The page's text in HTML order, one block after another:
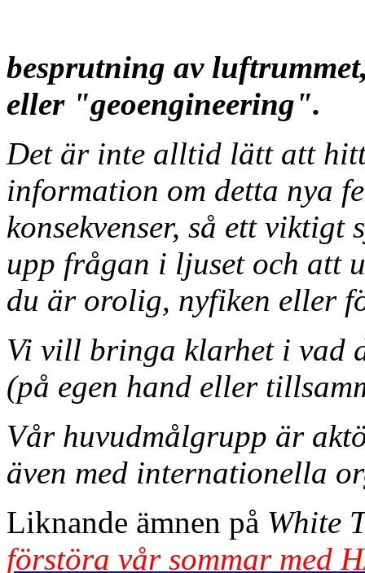
besprutning av
eller "geoengineering".
Det är inte alltid lätt att
information om detta nya
konsekvenser, så ett
upp frågan i ljuset och att
du är orolig, nyfiken eller
Vi vill bringa klarhet i vad
(på egen hand eller
Vår huvudmålgrupp är
även med internationella
Liknande ämnen på White
förstöra vår sommar med